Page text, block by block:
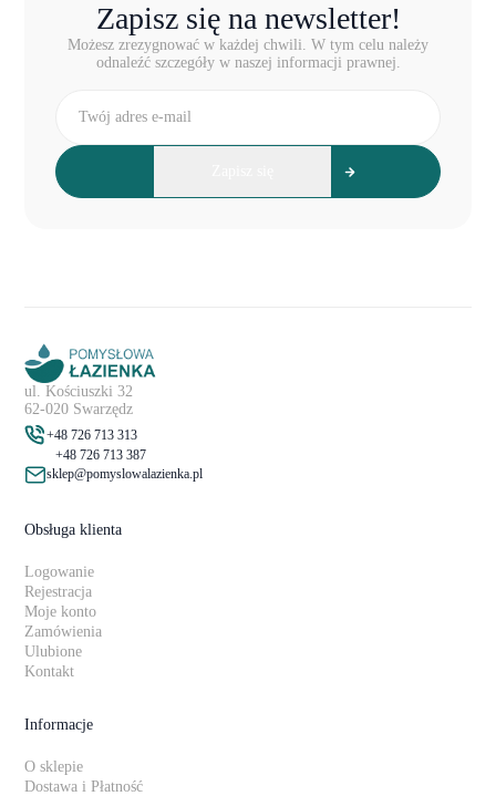
Zapisz się na newsletter!
Możesz zrezygnować w każdej chwili. W tym celu należy
odnaleźć szczegóły w naszej informacji prawnej.
ul. Kościuszki 32
62-020 Swarzędz
+48 726 713 313
+48 726 713 387
sklep@pomyslowalazienka.pl
Obsługa klienta
Logowanie
Rejestracja
Moje konto
Zamówienia
Ulubione
Kontakt
Informacje
O sklepie
Dostawa i Płatność